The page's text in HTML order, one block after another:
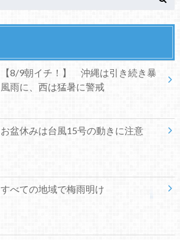
【8/9朝イチ！】 沖縄は引き続き暴
風雨に、西は猛暑に警戒
お盆休みは台風15号の動きに注意
すべての地域で梅雨明け